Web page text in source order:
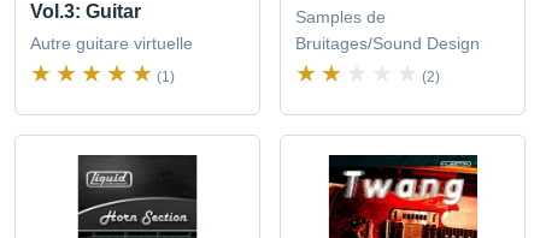
Vol.3: Guitar
Autre guitare virtuelle
(1)
Samples de
Bruitages/Sound Design
(2)